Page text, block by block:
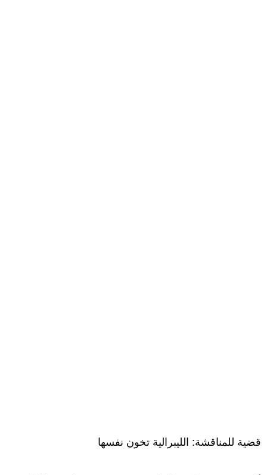
قضية للمناقشة: الليبرالية تخون نفسها